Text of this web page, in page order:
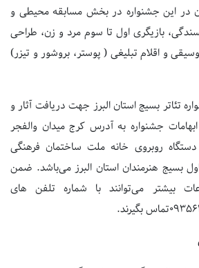
در این جشنواره در بخش مسابقه محیطی و
بازیگری اول تا سوم مرد و زن، طراحی
و اقلام تبلیغی ( پوستر، بروشور و تیزر)
تئاتر بسیج استان البرز جهت دریافت آثار و
جشنواره به آدرس کرج میدان والفجر
روبروی خانه ملت ساختمان فرهنگی
اول بسیج هنرمندان استان البرز می‌باشد. ضمن
بیشتر می‌توانند با شماره تلفن های